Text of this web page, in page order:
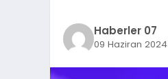
Haberler 07
09 Haziran 2024